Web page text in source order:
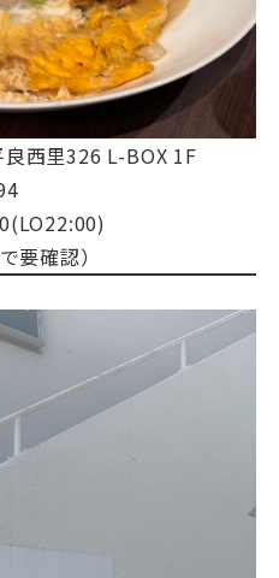
西里326 L-BOX 1F
要確認）